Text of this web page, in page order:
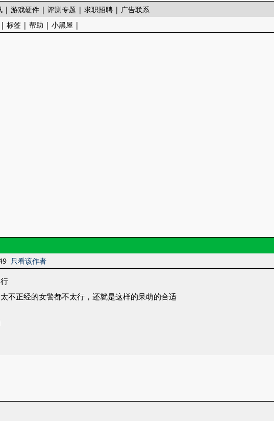
|游戏硬件 |评测专题 |求职招聘 | 广告联系
|标签 |帮助 |小黑屋 |
只看该作者
不正经的女警都不太行，还就是这样的呆萌的合适